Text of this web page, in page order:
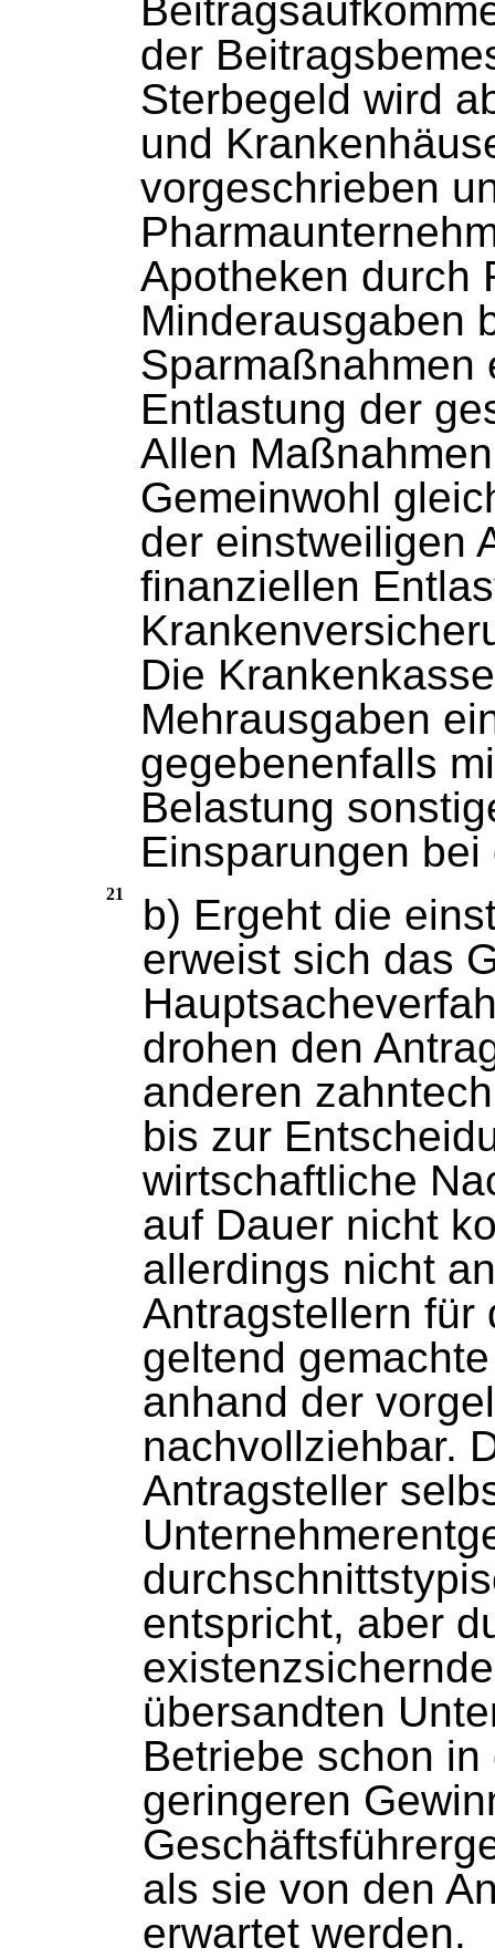
der
Sterbegeld wird
und
vorgeschrieben
Apotheken durch
Minderausgaben
Sparmaßnahmen
Entlastung der
Allen
Gemeinwohl
der einstweiligen
finanziellen
Die
Mehrausgaben
gegebenenfalls
Belastung
Einsparungen
21
b) Ergeht die
erweist sich das
drohen den
anderen
bis zur
wirtschaftliche
auf Dauer nicht
allerdings nicht
Antragstellern für
geltend
anhand der
nachvollziehbar.
Antragsteller
entspricht, aber
übersandten
Betriebe schon
geringeren
als sie von den
erwartet werden.